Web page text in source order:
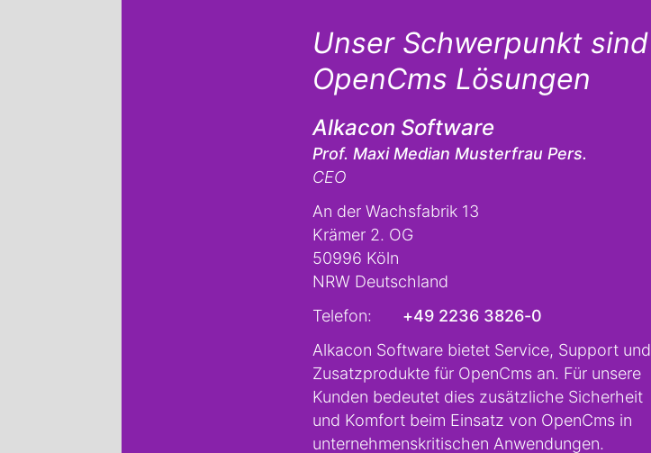
Unser Schwerpunkt sind
OpenCms Lösungen
Alkacon Software
Prof. Maxi Median Musterfrau Pers.
CEO
An der Wachsfabrik 13
Krämer 2. OG
50996 Köln
NRW Deutschland
Telefon:
+49 2236 3826-0
Alkacon Software bietet Service, Support und
Zusatzprodukte für OpenCms an. Für unsere
Kunden bedeutet dies zusätzliche Sicherheit
und Komfort beim Einsatz von OpenCms in
unternehmenskritischen Anwendungen.